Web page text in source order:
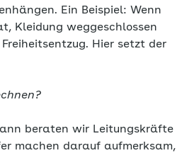
Ein Beispiel: Wenn
Kleidung weggeschlossen
Hier setzt der
beraten wir Leitungskräfte
machen darauf aufmerksam,